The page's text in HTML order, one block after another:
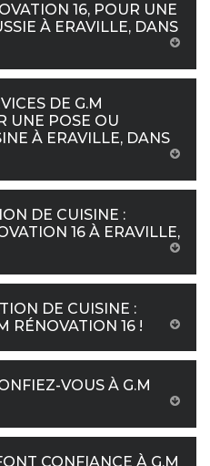
16, POUR UNE
À ERAVILLE, DANS
DE G.M
UNE POSE OU
À ERAVILLE, DANS
DE CUISINE :
16 À ERAVILLE,
DE CUISINE :
RÉNOVATION 16 !
VOUS À G.M
CONFIANCE À G.M